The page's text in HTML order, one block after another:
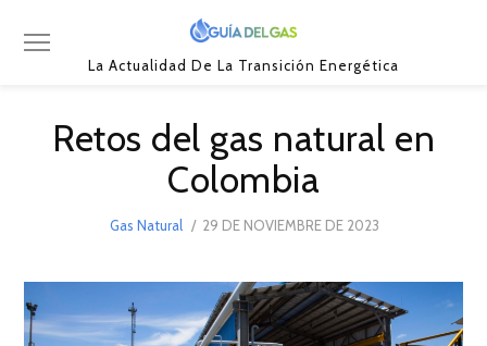
La Actualidad De La Transición Energética
Retos del gas natural en
Colombia
Gas Natural
POSTED
29 DE NOVIEMBRE DE 2023
2023